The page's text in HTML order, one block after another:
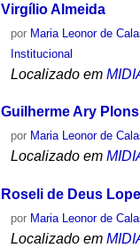
Virgílio Almeida
por Maria Leonor de
Institucional
Localizado em
Guilherme Ary
por Maria Leonor de
Localizado em
Roseli de Deus
por Maria Leonor de
Localizado em